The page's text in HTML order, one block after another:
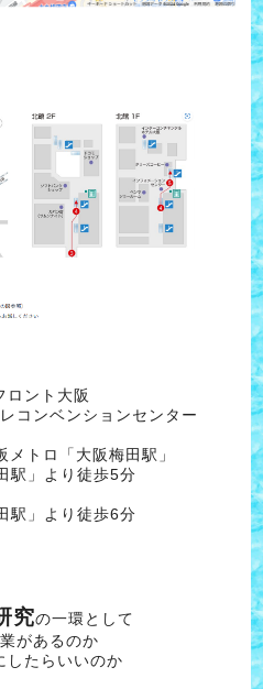
ロント大阪
コンベンションセンター
トロ「大阪梅田駅」
駅」より徒歩5分
駅」より徒歩6分
究の一環として
があるのか
したらいいのか